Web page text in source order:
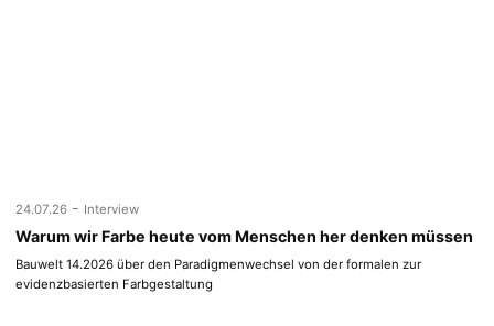
24.07.26 - Interview
Warum wir Farbe heute vom Menschen her denken müssen
Bauwelt 14.2026 über den Paradigmenwechsel von der formalen zur
evidenzbasierten Farbgestaltung